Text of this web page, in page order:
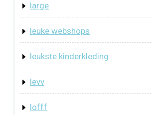
large
leuke webshops
leukste kinderkleding
levv
lofff